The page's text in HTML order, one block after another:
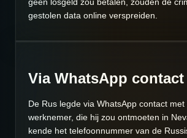
geen losgeld zou betalen, zouden de
gestolen data online verspreiden.
Via WhatsApp contact
De Rus legde via WhatsApp contact met
werknemer, die hij zou ontmoeten in
kende het telefoonnummer van de